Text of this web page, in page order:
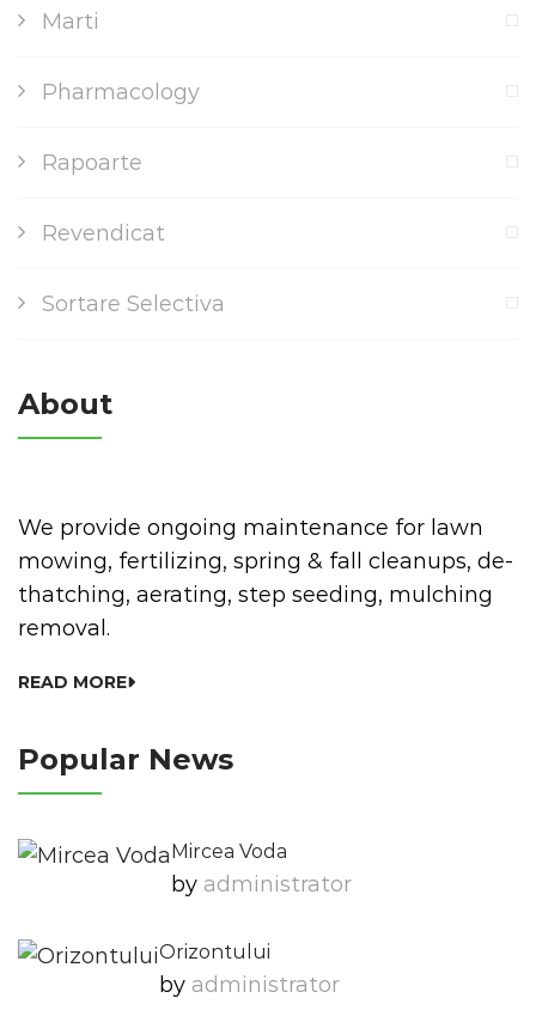
Marti
Pharmacology
Rapoarte
Revendicat
Sortare Selectiva
About
We provide ongoing maintenance for lawn
mowing, fertilizing, spring & fall cleanups, de-
thatching, aerating, step seeding, mulching
removal.
READ MORE
Popular News
Mircea Voda
by Administrator
Orizontului
by Administrator